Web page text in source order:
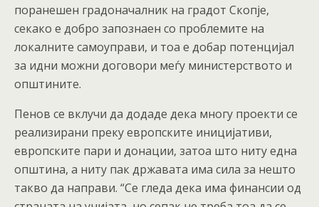
поранешен градоначалник на градот Скопје,
секако е добро запознаен со проблемите на
локалните самоуправи, и тоа е добар потенцијал
за идни можни договори меѓу министерството и
општините.
Пенов се вклучи да додаде дека многу проекти се
реализирани преку европските иницијативи,
европските пари и донации, затоа што ниту една
општина, а ниту пак државата има сила за нешто
такво да направи. “Се гледа дека има финансии од